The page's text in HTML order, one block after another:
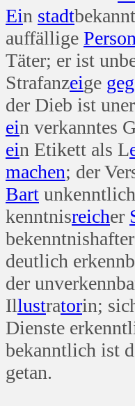
Ein stadt
auffällige Person
Täter; er ist
Strafanzeige
der Dieb ist
ein verkanntes
ein Etikett als L
machen; der
Bart
kenntnisreicher
deutlich
der
Illustratorin;
Dienste
bekanntlich ist
getan.